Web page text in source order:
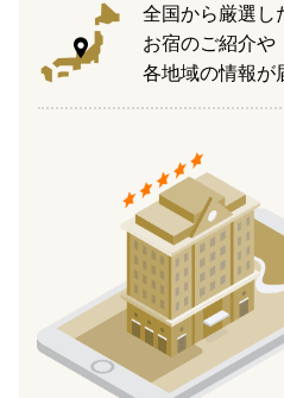
全国から厳選し
お宿のご紹介や
各地域の情報が